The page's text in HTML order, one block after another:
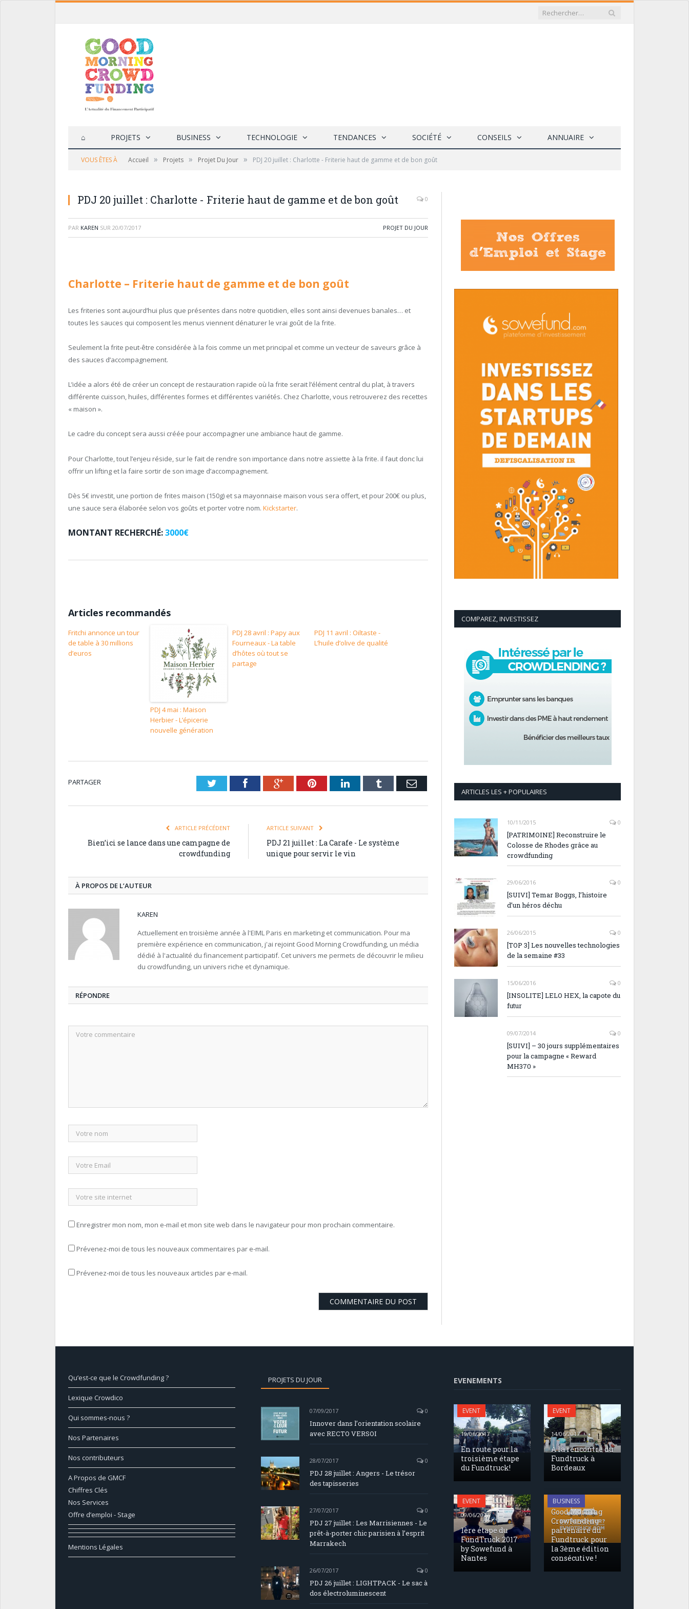
⌂ PROJETS BUSINESS TECHNOLOGIE TENDANCES SOCIÉTÉ CONSEILS ANNUAIRE
VOUS ÊTES À Accueil » Projets » Projet Du Jour » PDJ 20 juillet : Charlotte - Friterie haut de gamme et de bon goût
PDJ 20 juillet : Charlotte - Friterie haut de gamme et de bon goût 0
PAR KAREN SUR 20/07/2017 PROJET DU JOUR
Charlotte – Friterie haut de gamme et de bon goût
Les friteries sont aujourd’hui plus que présentes dans notre quotidien, elles sont ainsi devenues banales… et
toutes les sauces qui composent les menus viennent dénaturer le vrai goût de la frite.
Seulement la frite peut-être considérée à la fois comme un met principal et comme un vecteur de saveurs grâce à
des sauces d’accompagnement.
L’idée a alors été de créer un concept de restauration rapide où la frite serait l’élément central du plat, à travers
différente cuisson, huiles, différentes formes et différentes variétés. Chez Charlotte, vous retrouverez des recettes
« maison ».
Le cadre du concept sera aussi créée pour accompagner une ambiance haut de gamme.
Pour Charlotte, tout l’enjeu réside, sur le fait de rendre son importance dans notre assiette à la frite. il faut donc lui
offrir un lifting et la faire sortir de son image d’accompagnement.
Dès 5€ investit, une portion de frites maison (150g) et sa mayonnaise maison vous sera offert, et pour 200€ ou plus,
une sauce sera élaborée selon vos goûts et porter votre nom. Kickstarter.
MONTANT RECHERCHÉ:3000€
Articles recommandés
Fritchi annonce un tour
de table à 30 millions
d’euros
PDJ 4 mai : Maison
Herbier - L’épicerie
nouvelle génération
PDJ 28 avril : Papy aux
Fourneaux - La table
d’hôtes où tout se
partage
PDJ 11 avril : Oiltaste -
L’huile d’olive de qualité
PARTAGER TwitterFacebookGoogle+PinterestLinkedInTumblr Email
ARTICLE PRÉCÉDENT
Bien’ici se lance dans une campagne de
crowdfunding
ARTICLE SUIVANT
PDJ 21 juillet : La Carafe - Le système
unique pour servir le vin
À PROPOS DE L’AUTEUR
KAREN
Actuellement en troisième année à l'EIML Paris en marketing et communication. Pour ma
première expérience en communication, j'ai rejoint Good Morning Crowdfunding, un média
dédié à l'actualité du financement participatif. Cet univers me permets de découvrir le milieu
du crowdfunding, un univers riche et dynamique.
RÉPONDRE
Enregistrer mon nom, mon e-mail et mon site web dans le navigateur pour mon prochain commentaire.
Prévenez-moi de tous les nouveaux commentaires par e-mail.
Prévenez-moi de tous les nouveaux articles par e-mail.
COMPAREZ, INVESTISSEZ
ARTICLES LES + POPULAIRES
10/11/2015 0
[PATRIMOINE] Reconstruire le
Colosse de Rhodes grâce au
crowdfunding
29/06/2016 0
[SUIVI] Temar Boggs, l’histoire
d’un héros déchu
26/06/2015 0
[TOP 3] Les nouvelles technologies
de la semaine #33
15/06/2016 0
[INSOLITE] LELO HEX, la capote du
futur
09/07/2014 0
[SUIVI] – 30 jours supplémentaires
pour la campagne « Reward
MH370 »
Qu’est-ce que le Crowdfunding ?
Lexique Crowdico
Qui sommes-nous ?
Nos Partenaires
Nos contributeurs
A Propos de GMCF
Chiffres Clés
Nos Services
Offre d’emploi - Stage
Mentions Légales
PROJETS DU JOUR
07/09/2017 0
Innover dans l’orientation scolaire
avec RECTO VERSOI
28/07/2017 0
PDJ 28 juillet : Angers - Le trésor
des tapisseries
27/07/2017 0
PDJ 27 juillet : Les Marrisiennes - Le
prêt-à-porter chic parisien à l’esprit
Marrakech
26/07/2017 0
PDJ 26 juillet : LIGHTPACK - Le sac à
dos électroluminescent
EVENEMENTS
EVENT
19/06/2017
En route pour la
troisième étape
du Fundtruck!
EVENT
14/06/2017
À la rencontre du
Fundtruck à
Bordeaux
EVENT
09/06/2017
1ère étape du
FundTruck 2017
by Sowefund à
Nantes
BUSINESS
17/05/2017
Good Morning
Crowfunding
partenaire du
Fundtruck pour
la 3ème édition
consécutive !